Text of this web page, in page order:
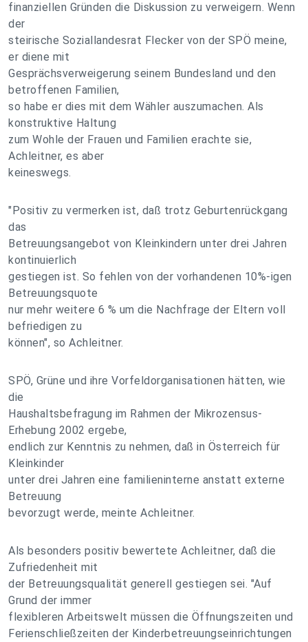
finanziellen Gründen die Diskussion zu verweigern. Wenn
der
steirische Soziallandesrat Flecker von der SPÖ meine,
er diene mit
Gesprächsverweigerung seinem Bundesland und den
betroffenen Familien,
so habe er dies mit dem Wähler auszumachen. Als
konstruktive Haltung
zum Wohle der Frauen und Familien erachte sie,
Achleitner, es aber
keineswegs.
"Positiv zu vermerken ist, daß trotz Geburtenrückgang
das
Betreuungsangebot von Kleinkindern unter drei Jahren
kontinuierlich
gestiegen ist. So fehlen von der vorhandenen 10%-igen
Betreuungsquote
nur mehr weitere 6 % um die Nachfrage der Eltern voll
befriedigen zu
können", so Achleitner.
SPÖ, Grüne und ihre Vorfeldorganisationen hätten, wie
die
Haushaltsbefragung im Rahmen der Mikrozensus-
Erhebung 2002 ergebe,
endlich zur Kenntnis zu nehmen, daß in Österreich für
Kleinkinder
unter drei Jahren eine familieninterne anstatt externe
Betreuung
bevorzugt werde, meinte Achleitner.
Als besonders positiv bewertete Achleitner, daß die
Zufriedenheit mit
der Betreuungsqualität generell gestiegen sei. "Auf
Grund der immer
flexibleren Arbeitswelt müssen die Öffnungszeiten und
Ferienschließzeiten der Kinderbetreuungseinrichtungen